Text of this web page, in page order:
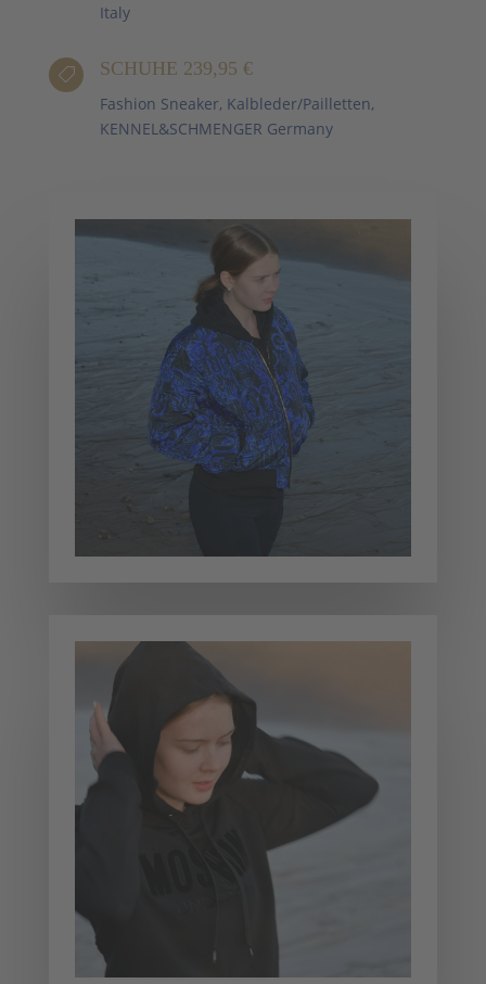
Italy
 SCHUHE 239,95 €
Fashion Sneaker, Kalbleder/Pailletten,
KENNEL&SCHMENGER Germany